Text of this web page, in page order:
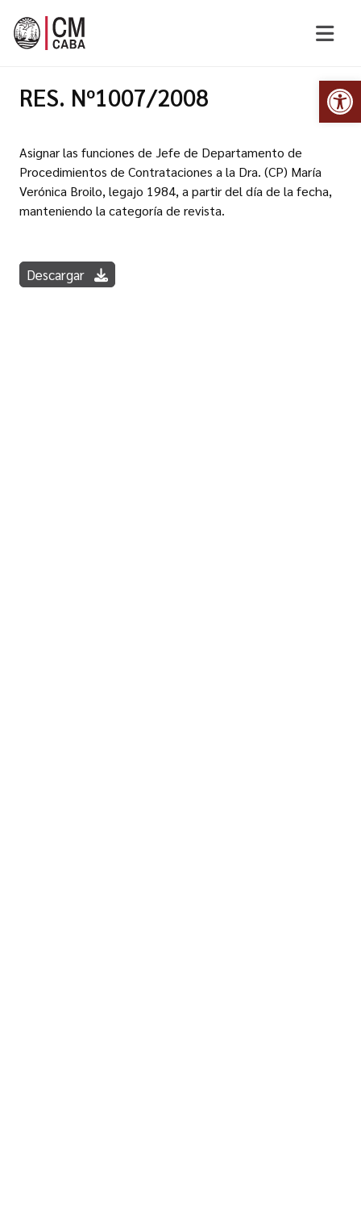
RES. Nº1007/2008
Asignar las funciones de Jefe de Departamento de
Procedimientos de Contrataciones a la Dra. (CP) María
Verónica Broilo, legajo 1984, a partir del día de la fecha,
manteniendo la categoría de revista.
Descargar